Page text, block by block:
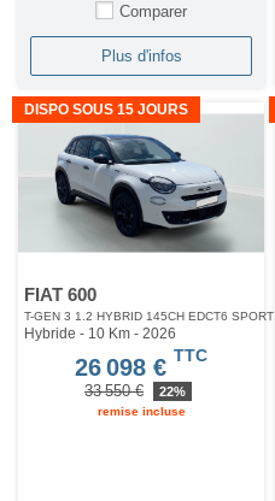
Comparer
Plus d'infos
DISPO SOUS 15 JOURS
FIAT 600
T-GEN 3 1.2 HYBRID 145CH EDCT6 SPORT
Hybride - 10 Km - 2026
26 098 € TTC
33 550 € 22%
remise incluse